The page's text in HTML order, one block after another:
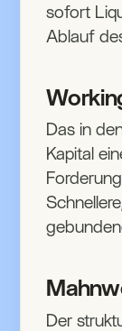
sofort
Ablauf
Das in
Kapital
Der